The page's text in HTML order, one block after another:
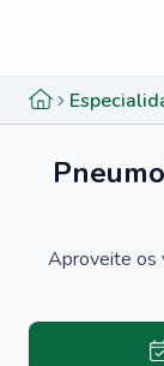
Aproveite os